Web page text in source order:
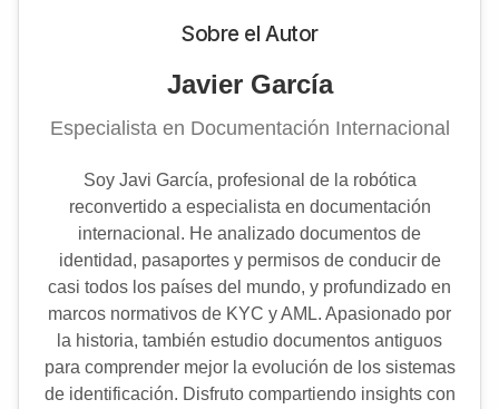
Sobre el Autor
Javier García
Especialista en Documentación Internacional
Soy Javi García, profesional de la robótica
reconvertido a especialista en documentación
internacional. He analizado documentos de
identidad, pasaportes y permisos de conducir de
casi todos los países del mundo, y profundizado en
marcos normativos de KYC y AML. Apasionado por
la historia, también estudio documentos antiguos
para comprender mejor la evolución de los sistemas
de identificación. Disfruto compartiendo insights con